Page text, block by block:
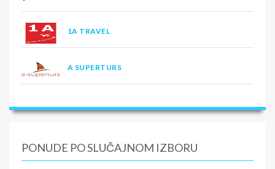
1A TRAVEL
A SUPERTURS
PONUDE PO SLUČAJNOM IZBORU